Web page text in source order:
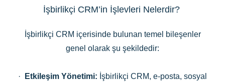
İşbirlikçi CRM’in İşlevleri Nelerdir?
İşbirlikçi CRM içerisinde bulunan temel bileşenler
genel olarak şu şekildedir:
· Etkileşim Yönetimi: İşbirlikçi CRM, e-posta, sosyal